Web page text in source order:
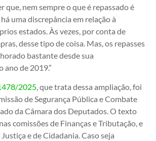
que, nem sempre o que é repassado é
uma discrepância em relação à
estados. Às vezes, por conta de
desse tipo de coisa. Mas, os repasses
bastante desde sua
ano de 2019.”
2025, que trata dessa ampliação, foi
de Segurança Pública e Combate
da Câmara dos Deputados. O texto
comissões de Finanças e Tributação, e
e de Cidadania. Caso seja